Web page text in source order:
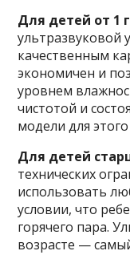
Для детей от 1
ультразвуковой
качественным
экономичен и
уровнем
чистотой и
модели для
Для детей
технических
использовать
условии, что
горячего пара.
возрасте —